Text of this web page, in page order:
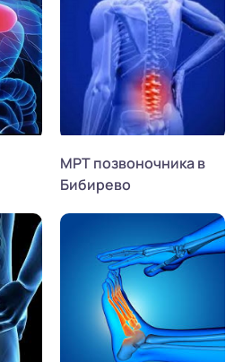
МРТ позвоночника в
Бибирево